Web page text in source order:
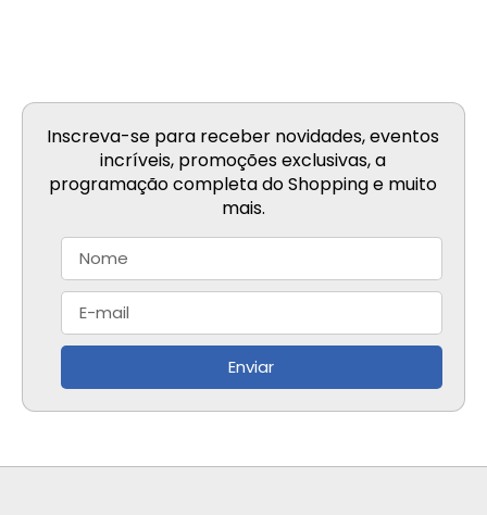
Inscreva-se para receber novidades, eventos
incríveis, promoções exclusivas, a
programação completa do Shopping e muito
mais.
Enviar